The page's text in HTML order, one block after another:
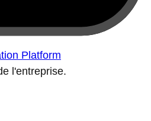
Platform
l'entreprise.